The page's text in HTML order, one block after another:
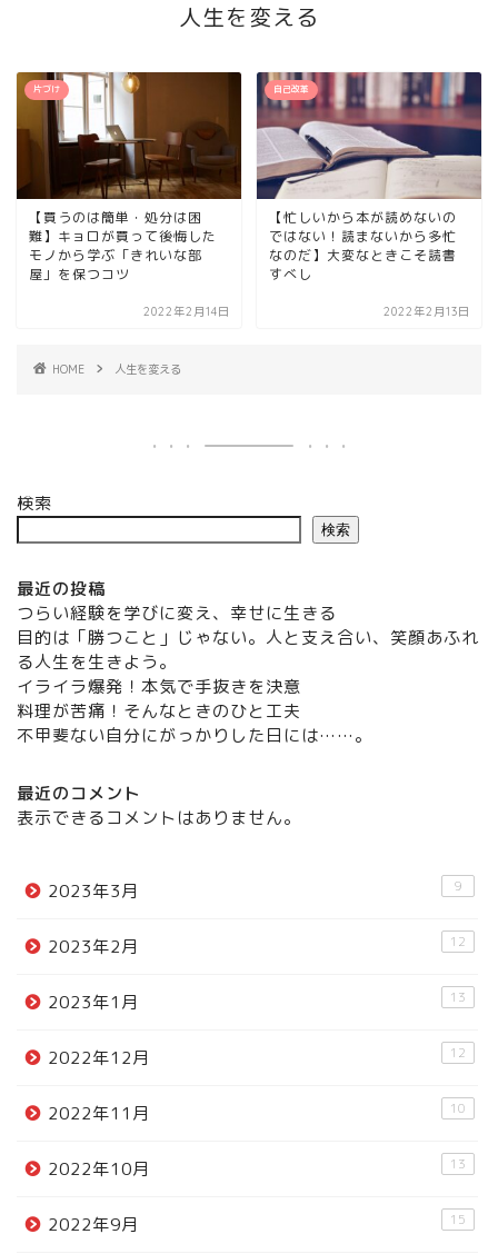
人生を変える
片づけ
【買うのは簡単・処分は困
難】キョロが買って後悔した
モノから学ぶ「きれいな部
屋」を保つコツ
2022年2月14日
自己改革
【忙しいから本が読めないの
ではない！読まないから多忙
なのだ】大変なときこそ読書
すべし
2022年2月13日
HOME 人生を変える
検索
検索
最近の投稿
つらい経験を学びに変え、幸せに生きる
目的は「勝つこと」じゃない。人と支え合い、笑顔あふれ
る人生を生きよう。
イライラ爆発！本気で手抜きを決意
料理が苦痛！そんなときのひと工夫
不甲斐ない自分にがっかりした日には……。
最近のコメント
表示できるコメントはありません。
2023年3月 9
2023年2月 12
2023年1月 13
2022年12月 12
2022年11月 10
2022年10月 13
2022年9月 15